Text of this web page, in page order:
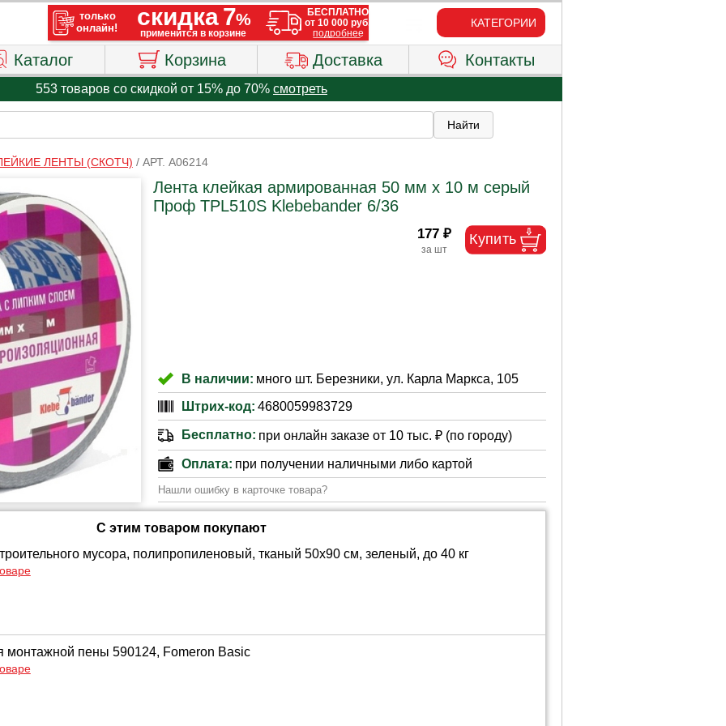
КАТЕГОРИИ
Каталог Корзина Доставка Контакты
553 товаров со скидкой от 15% до 70% смотреть
ЛЕНТЫ (СКОТЧ) / АРТ. A06214
Лента клейкая армированная 50 мм х 10 м серый
Проф TPL510S Klebebander 6/36
177 ₽
В наличии: много шт. Березники, ул. Карла Маркса, 105
Штрих-код: 4680059983729
Бесплатно: при онлайн заказе от 10 тыс. ₽ (по городу)
Оплата: при получении наличными либо картой
Нашли ошибку в карточке товара?
С этим товаром покупают
мусора, полипропиленовый, тканый 50х90 см, зеленый, до 40 кг
монтажной пены 590124, Fomeron Basic